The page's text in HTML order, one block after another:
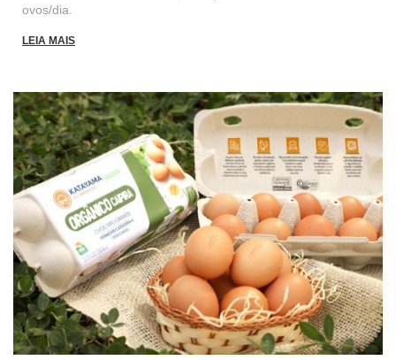
ovos/dia.
LEIA MAIS